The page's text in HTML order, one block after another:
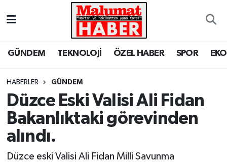
GÜNDEM TEKNOLOJİ ÖZEL HABER SPOR
HABERLER GÜNDEM
Düzce Eski Valisi Ali Fidan
Bakanlıktaki görevinden
alındı.
Düzce eski Valisi Ali Fidan Milli Savunma
Nöbetçi Eczaneler
Süper Lig Puan Durumu ve Fikstür
Tüm Manşetler